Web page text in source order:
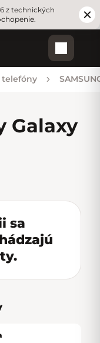
z technických
telefóny
Galaxy
sa